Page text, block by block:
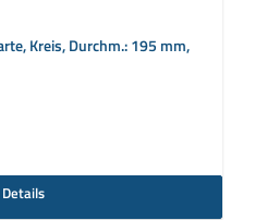
Kreis, Durchm.: 195 mm,
Details